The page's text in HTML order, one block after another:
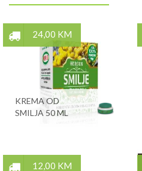
24,00 KM
KREMA OD
SMILJA 50 ML
12,00 KM